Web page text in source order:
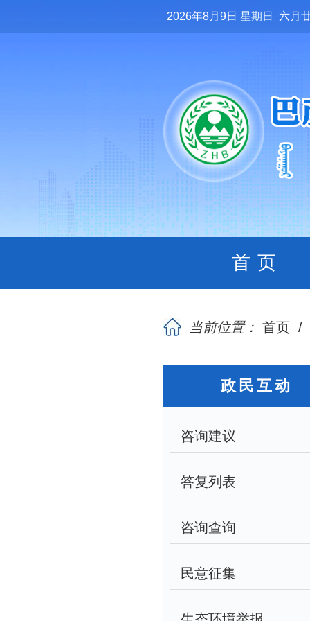
2026年8月9日 星期日 六月
首页
当前位置： 首页 /
政民互动
咨询建议
答复列表
咨询查询
民意征集